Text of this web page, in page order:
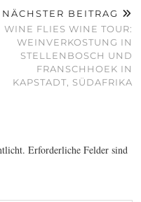
NÄCHSTER BEITRAG
WINE FLIES WINE TOUR:
WEINVERKOSTUNG IN
STELLENBOSCH UND
FRANSCHHOEK IN
KAPSTADT, SÜDAFRIKA
Erforderliche Felder sind